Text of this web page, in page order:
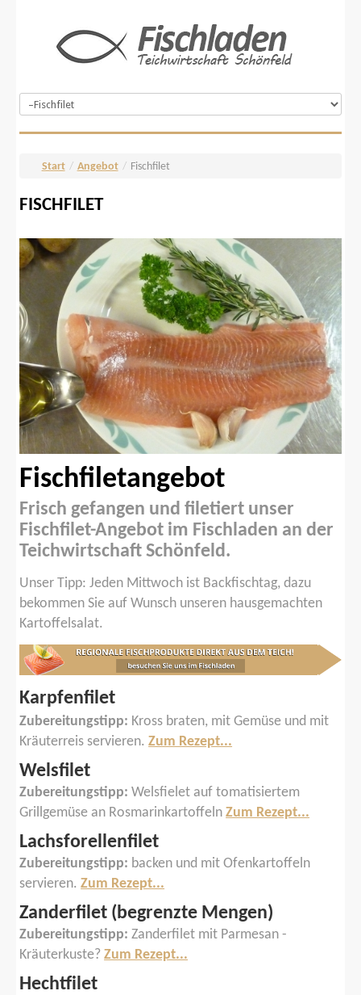
Start / Angebot / Fischfilet
FISCHFILET
Fischfiletangebot
Frisch gefangen und filetiert unser
Fischfilet-Angebot im Fischladen an der
Teichwirtschaft Schönfeld.
Unser Tipp: Jeden Mittwoch ist Backfischtag, dazu
bekommen Sie auf Wunsch unseren hausgemachten
Kartoffelsalat.
Karpfenfilet
Zubereitungstipp: Kross braten, mit Gemüse und mit
Kräuterreis servieren.Zum Rezept...
Welsfilet
Zubereitungstipp: Welsfielet auf tomatisiertem
Grillgemüse an RosmarinkartoffelnZum Rezept...
Lachsforellenfilet
Zubereitungstipp: backen und mit Ofenkartoffeln
servieren.Zum Rezept...
Zanderfilet (begrenzte Mengen)
Zubereitungstipp: Zanderfilet mit Parmesan -
Kräuterkuste?Zum Rezept...
Hechtfilet